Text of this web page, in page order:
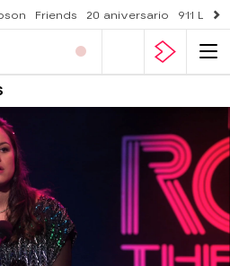
Friends 20 aniversario 911
» Momentos